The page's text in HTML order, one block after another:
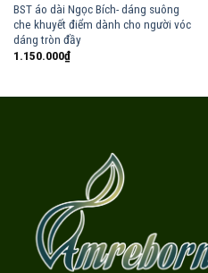
BST áo dài Ngọc Bích- dáng suông
che khuyết điểm dành cho người vóc
dáng tròn đầy
1.150.000₫